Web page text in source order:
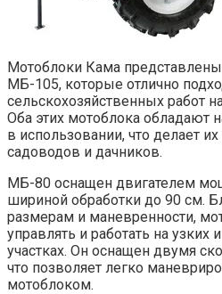
Мотоблоки Кама
МБ-105, которые отлично
сельскохозяйственных работ
Оба этих мотоблока обладают
в использовании, что делает
садоводов и дачников.
МБ-80 оснащен двигателем
шириной обработки до 90 см.
размерам и маневренности,
управлять и работать на узких
участках. Он оснащен двумя
что позволяет легко
мотоблоком.